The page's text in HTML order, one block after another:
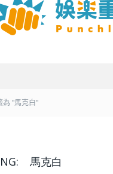
為 "馬克白"
馬克白